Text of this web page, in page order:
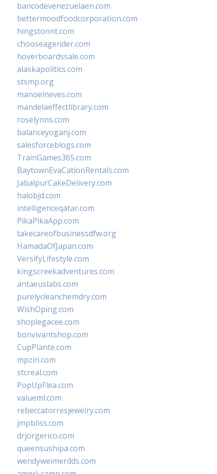
bancodevenezuelaen.com
bettermoodfoodcorporation.com
hingstonnt.com
chooseagender.com
hoverboardssale.com
alaskapolitics.com
stsmp.org
manoelneves.com
mandelaeffectlibrary.com
roselynns.com
balanceyoganj.com
salesforceblogs.com
TrainGames365.com
BaytownEvaCationRentals.com
JabalpurCakeDelivery.com
halobjd.com
intelligenceqatar.com
PikaPikaApp.com
takecareofbusinessdfw.org
HamadaOfJapan.com
VersifyLifestyle.com
kingscreekadventures.com
antaeuslabs.com
purelycleanchemdry.com
WishOping.com
shoplegacee.com
bonvivantshop.com
CupPlante.com
mpzin.com
stcreal.com
PopUpFlea.com
valueml.com
rebeccatorresjewelry.com
jmpbliss.com
drjorgerico.com
queensushipa.com
wendyweimerdds.com